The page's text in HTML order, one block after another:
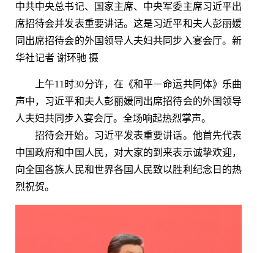
中共中央总书记、国家主席、中央军委主席习近平出
席招待会并发表重要讲话。这是习近平和夫人彭丽媛
同出席招待会的外国领导人夫妇共同步入宴会厅。新
华社记者 谢环驰 摄
上午11时30分许，在《和平－命运共同体》乐曲
声中，习近平和夫人彭丽媛同出席招待会的外国领导
人夫妇共同步入宴会厅。全场响起热烈掌声。
招待会开始。习近平发表重要讲话。他首先代表
中国政府和中国人民，对大家的到来表示诚挚欢迎，
向全国各族人民和世界各国人民致以胜利纪念日的热
烈祝贺。